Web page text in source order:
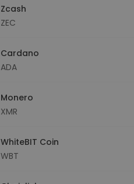
Zcash
ZEC
Cardano
ADA
Monero
XMR
WhiteBIT Coin
WBT